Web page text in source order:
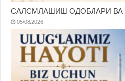
САЛОМЛАШИШ ОДОБЛАРИ ВА
05/08/2026